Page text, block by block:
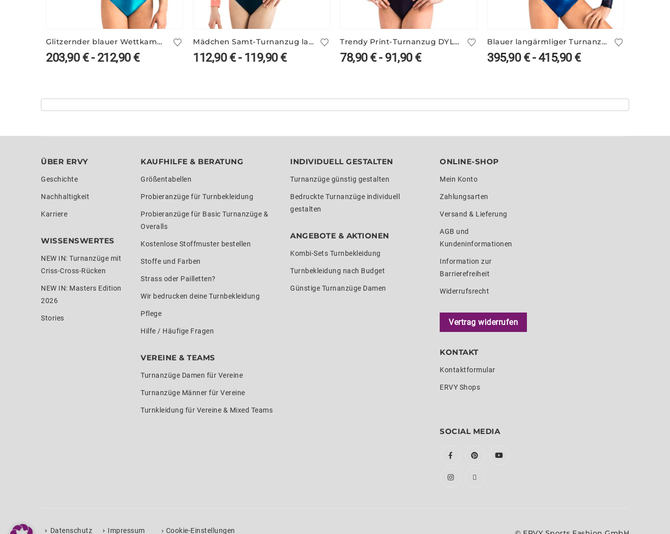
Glitzernder blauer Wettkampf Anzug ELSY/3
203,90€-212,90€
Mädchen Samt-Turnanzug langarm ARIANA/3
112,90€- 119,90€
Trendy Print-Turnanzug DYLA/2 – pink-schwarz
78,90€-91,90€
Blauer langärmliger Turnanzug VALERIE/1 mit Farbverlauf
395,90€-415,90€
ÜBER ERVY
Geschichte
Nachhaltigkeit
Karriere
WISSENSWERTES
NEW IN: Turnanzüge mit
Criss-Cross-Rücken
NEW IN: Masters Edition
2026
Stories
KAUFHILFE & BERATUNG
Größentabellen
Probieranzüge für Turnbekleidung
Probieranzüge für Basic Turnanzüge &
Overalls
Kostenlose Stoffmuster bestellen
Stoffe und Farben
Strass oder Pailletten?
Wir bedrucken deine Turnbekleidung
Pflege
Hilfe / Häufige Fragen
VEREINE & TEAMS
Turnanzüge Damen für Vereine
Turnanzüge Männer für Vereine
Turnkleidung für Vereine & Mixed Teams
INDIVIDUELL GESTALTEN
Turnanzüge günstig gestalten
Bedruckte Turnanzüge individuell
gestalten
ANGEBOTE & AKTIONEN
Kombi-Sets Turnbekleidung
Turnbekleidung nach Budget
Günstige Turnanzüge Damen
ONLINE-SHOP
Mein Konto
Zahlungsarten
Versand & Lieferung
AGB und
Kundeninformationen
Information zur
Barrierefreiheit
Widerrufsrecht
Vertrag widerrufen
KONTAKT
Kontaktformular
ERVY Shops
SOCIAL MEDIA
Datenschutz Impressum › Cookie-Einstellungen